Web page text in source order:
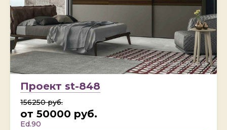
Проект st-848
156250 руб.
от 50000 руб.
Ed.90